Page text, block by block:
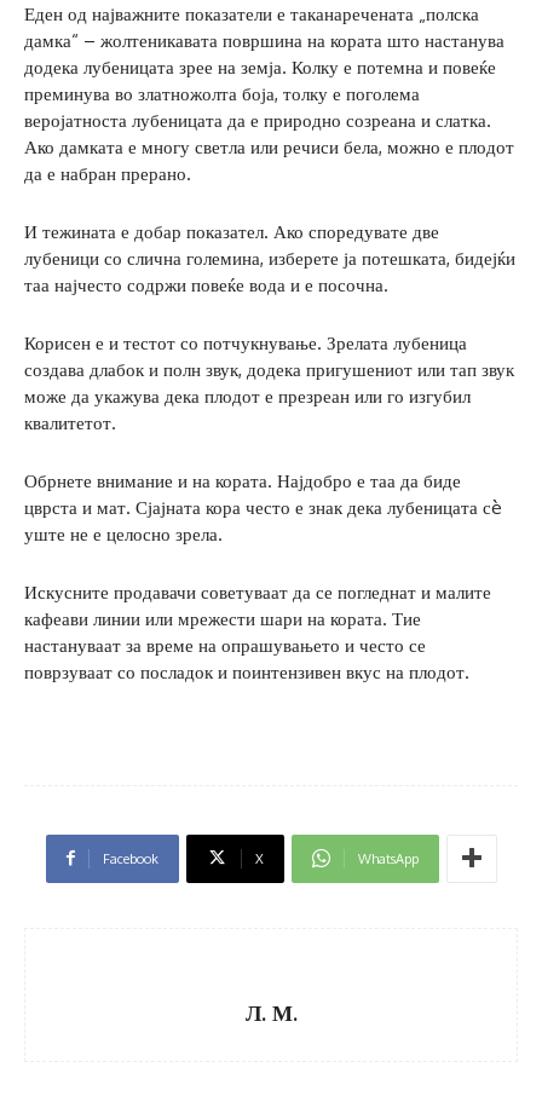
Еден од најважните показатели е таканаречената „полска
дамка“ – жолтеникавата површина на кората што настанува
додека лубеницата зрее на земја. Колку е потемна и повеќе
преминува во златножолта боја, толку е поголема
веројатноста лубеницата да е природно созреана и слатка.
Ако дамката е многу светла или речиси бела, можно е плодот
да е набран прерано.
И тежината е добар показател. Ако споредувате две
лубеници со слична големина, изберете ја потешката, бидејќи
таа најчесто содржи повеќе вода и е посочна.
Корисен е и тестот со потчукнување. Зрелата лубеница
создава длабок и полн звук, додека пригушениот или тап звук
може да укажува дека плодот е презреан или го изгубил
квалитетот.
Обрнете внимание и на кората. Најдобро е таа да биде
цврста и мат. Сјајната кора често е знак дека лубеницата сè
уште не е целосно зрела.
Искусните продавачи советуваат да се погледнат и малите
кафеави линии или мрежести шари на кората. Тие
настануваат за време на опрашувањето и често се
поврзуваат со посладок и поинтензивен вкус на плодот.
Facebook X WhatsApp
Л. М.